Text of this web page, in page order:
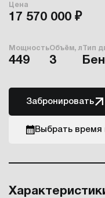
Цена
17 570 000 ₽
Мощность
449
Объём, л
3
Тип
Забронировать
Выбрать время